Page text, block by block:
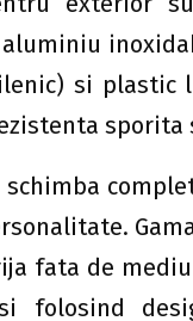
si plastic
fata de
folosind